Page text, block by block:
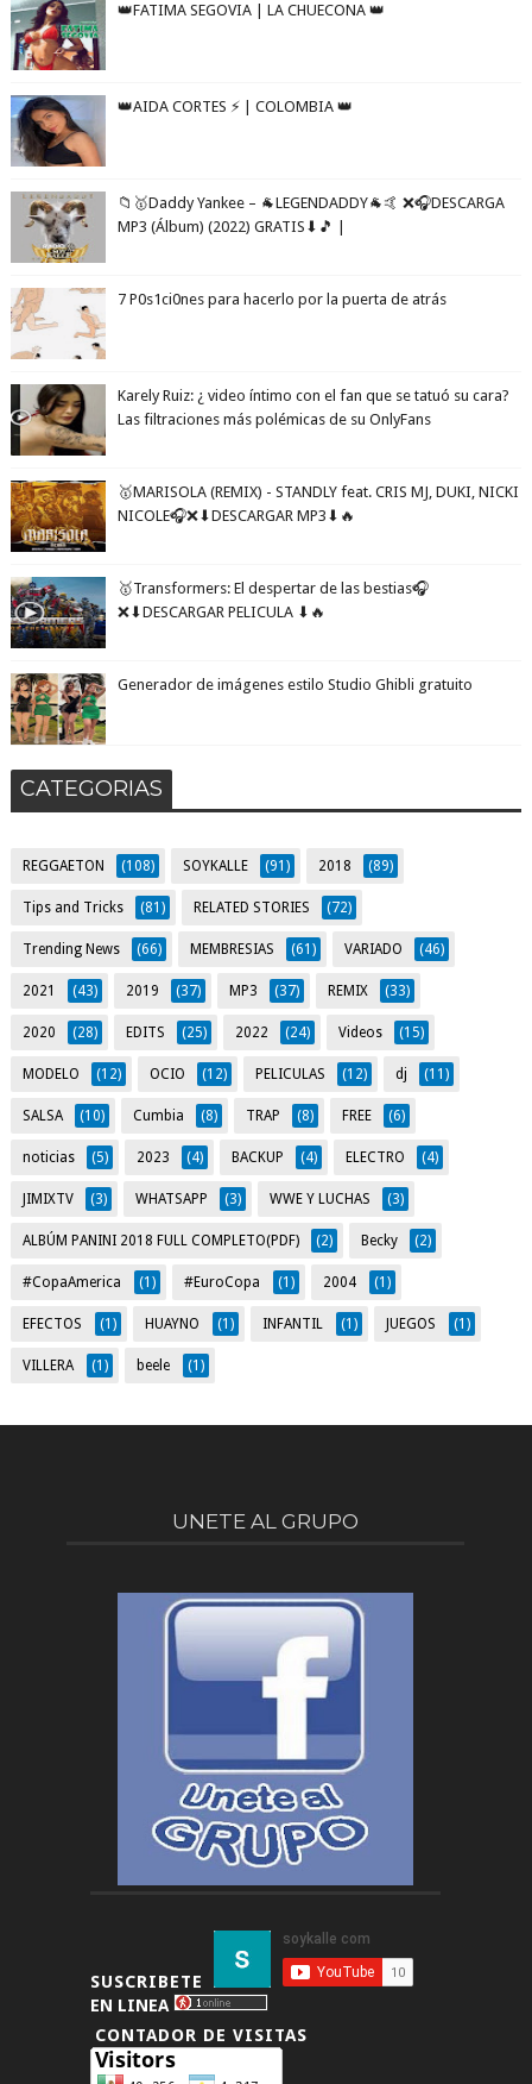
👑FATIMA SEGOVIA | LA CHUECONA 👑
👑AIDA CORTES ⚡️ | COLOMBIA 👑
📁🥇Daddy Yankee – 🐐LEGENDADDY🐐🤙 ❌🎧DESCARGA
MP3 (Álbum) (2022) GRATIS⬇🎵 |
7 P0s1ci0nes para hacerlo por la puerta de atrás
Karely Ruiz: ¿ video íntimo con el fan que se tatuó su cara?
Las filtraciones más polémicas de su OnlyFans
🥇MARISOLA (REMIX) - STANDLY feat. CRIS MJ, DUKI, NICKI
NICOLE🎧❌⬇DESCARGAR MP3⬇🔥
🥇Transformers: El despertar de las bestias🎧
❌⬇DESCARGAR PELICULA ⬇🔥
Generador de imágenes estilo Studio Ghibli gratuito
CATEGORIAS
REGGAETON (108) SOYKALLE (91) 2018 (89)
Tips and Tricks (81) RELATED STORIES (72)
Trending News (66) MEMBRESIAS (61) VARIADO (46)
2021 (43) 2019 (37) MP3 (37) REMIX (33)
2020 (28) EDITS (25) 2022 (24) Videos (15)
MODELO (12) OCIO (12) PELICULAS (12) dj (11)
SALSA (10) Cumbia (8) TRAP (8) FREE (6)
noticias (5) 2023 (4) BACKUP (4) ELECTRO (4)
JIMIXTV (3) WHATSAPP (3) WWE Y LUCHAS (3)
ALBÚM PANINI 2018 FULL COMPLETO(PDF) (2) Becky (2)
#CopaAmerica (1) #EuroCopa (1) 2004 (1)
EFECTOS (1) HUAYNO (1) INFANTIL (1) JUEGOS (1)
VILLERA (1) beele (1)
UNETE AL GRUPO
SUSCRIBETE
EN LINEA
CONTADOR DE VISITAS